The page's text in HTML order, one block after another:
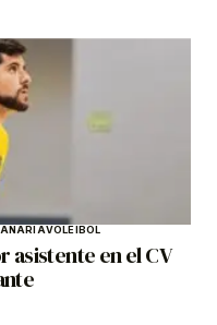
VOLEIBOL
asistente en el CV